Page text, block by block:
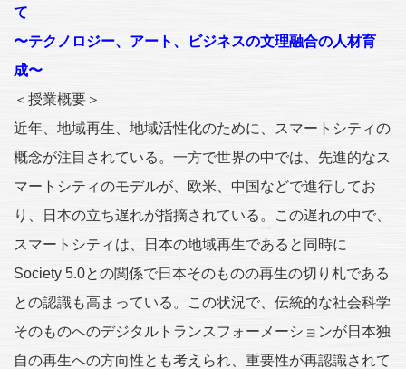
て
〜テクノロジー、アート、ビジネスの文理融合の人材育
成〜
＜授業概要＞
近年、地域再生、地域活性化のために、スマートシティの
概念が注目されている。一方で世界の中では、先進的なス
マートシティのモデルが、欧米、中国などで進行してお
り、日本の立ち遅れが指摘されている。この遅れの中で、
スマートシティは、日本の地域再生であると同時に
Society 5.0との関係で日本そのものの再生の切り札である
との認識も高まっている。この状況で、伝統的な社会科学
そのものへのデジタルトランスフォーメーションが日本独
自の再生への方向性とも考えられ、重要性が再認識されて